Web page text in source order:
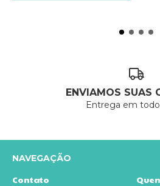
ENVIAMOS SUAS
Entrega em
NAVEGAÇÃO
Contato